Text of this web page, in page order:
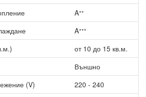
Gree GWH09AVCXB-K6DNA1B-
O AIRY WiFi, 9000 BTU, Клас A+++
само когато условията го
се намалява ненужният разход на
подобрява комфортът на потребителите.
климатични системи, които
режим през определени интервали от
реалните условия на околната
Aᐩᐩ
Aᐩᐩᐩ
от 10 до 15 кв.м.
Външно
(V)
220 - 240